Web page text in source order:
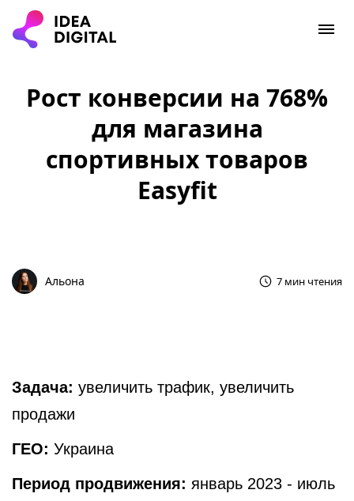
Рост конверсии на 768%
для магазина
спортивных товаров
Easyfit
Альона 7 мин чтения
Задача: увеличить трафик, увеличить
продажи
ГЕО: Украина
Период продвижения: январь 2023 - июль